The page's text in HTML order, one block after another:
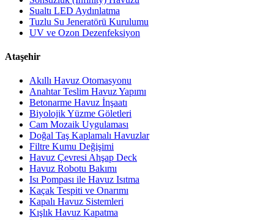
Sualtı LED Aydınlatma
Tuzlu Su Jeneratörü Kurulumu
UV ve Ozon Dezenfeksiyon
Ataşehir
Akıllı Havuz Otomasyonu
Anahtar Teslim Havuz Yapımı
Betonarme Havuz İnşaatı
Biyolojik Yüzme Göletleri
Cam Mozaik Uygulaması
Doğal Taş Kaplamalı Havuzlar
Filtre Kumu Değişimi
Havuz Çevresi Ahşap Deck
Havuz Robotu Bakımı
Isı Pompası ile Havuz Isıtma
Kaçak Tespiti ve Onarımı
Kapalı Havuz Sistemleri
Kışlık Havuz Kapatma